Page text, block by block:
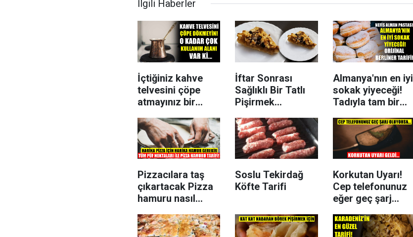
İlgili Haberler
İçtiğiniz kahve
telvesini çöpe
atmayınız bir
hangi sorunları
geçiriyor..
İftar Sonrası
Sağlıklı Bir Tatlı
Pişirmek
Yanında Kıtır Kıtır
Elmalı Tart Tarifi
Almanya'nın en iyi
sokak yiyeceği!
Tadıyla tam bir
pastası Berliner
tarifi!
Pizzacılara taş
çıkartacak Pizza
hamuru nasıl
hamuru açma
tarifi
Soslu Tekirdağ
Köfte Tarifi
Korkutan Uyarı!
Cep telefonunuz
eğer geç şarj
ediniz! Çünkü..